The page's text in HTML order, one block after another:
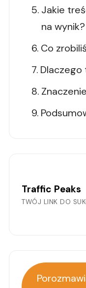
Jakie
na wynik?
Co
Dlaczego
Traffic Peaks
TWÓJ LINK DO